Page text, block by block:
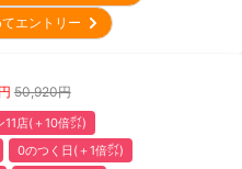
てエントリー
円 50,920円
11店(＋10倍㌽)
0のつく日(＋1倍㌽)